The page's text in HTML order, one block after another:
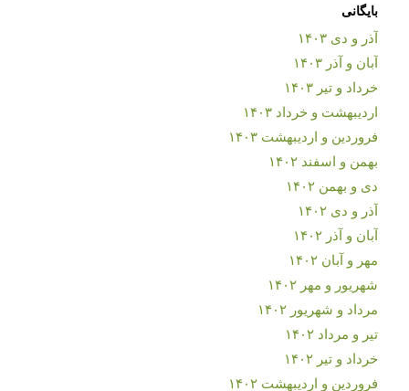
بایگانی
آذر و دی ۱۴۰۳
آبان و آذر ۱۴۰۳
خرداد و تیر ۱۴۰۳
اردیبهشت و خرداد ۱۴۰۳
فروردین و اردیبهشت ۱۴۰۳
بهمن و اسفند ۱۴۰۲
دی و بهمن ۱۴۰۲
آذر و دی ۱۴۰۲
آبان و آذر ۱۴۰۲
مهر و آبان ۱۴۰۲
شهریور و مهر ۱۴۰۲
مرداد و شهریور ۱۴۰۲
تیر و مرداد ۱۴۰۲
خرداد و تیر ۱۴۰۲
فروردین و اردیبهشت ۱۴۰۲